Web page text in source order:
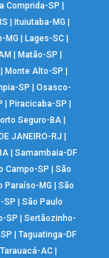
Comprida-SP
Ituiutaba-MG
MG Lages-SC|
Matão-SP
Monte Alto-SP
SP |Osasco-
Piracicaba-SP
Seguro-BA
JANEIRO-RJ
| Samambaia-DF
Campo-SP |São
Paraíso-MG |São
SP |São Paulo
SP |Sertãozinho-
|Taguatinga-DF
Tarauacá-AC|